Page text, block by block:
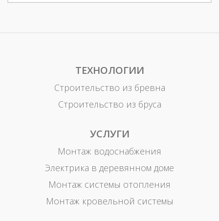
ТЕХНОЛОГИИ
Строительство из бревна
Строительство из бруса
УСЛУГИ
Монтаж водоснабжения
Электрика в деревянном доме
Монтаж системы отопления
Монтаж кровельной системы